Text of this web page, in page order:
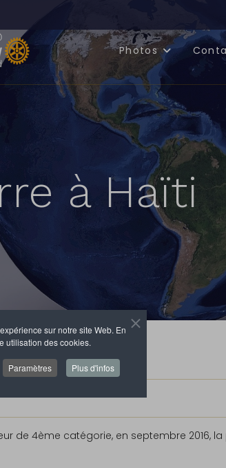
sur notre site Web. En
utilisation des cookies.
Paramètres Plus d'infos
Photos
à Haïti
de 4ème catégorie, en septembre 2016,